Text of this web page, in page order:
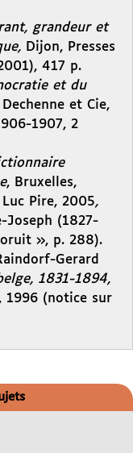
grandeur et
Dijon, Presses
417 p.
et du
et Cie,
1907, 2
, Bruxelles,
Pire, 2005,
Joseph (1827-
», p. 288).
Gerard
1831-1894,
1996 (notice sur